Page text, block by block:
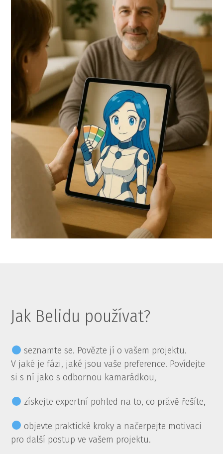
Jak Belidu používat?
seznamte se. Povězte jí o vašem projektu.
V jaké je fázi, jaké jsou vaše preference. Povídejte
si s ní jako s odbornou kamarádkou,
získejte expertní pohled na to, co právě řešíte,
objevte praktické kroky a načerpejte motivaci
pro další postup ve vašem projektu.